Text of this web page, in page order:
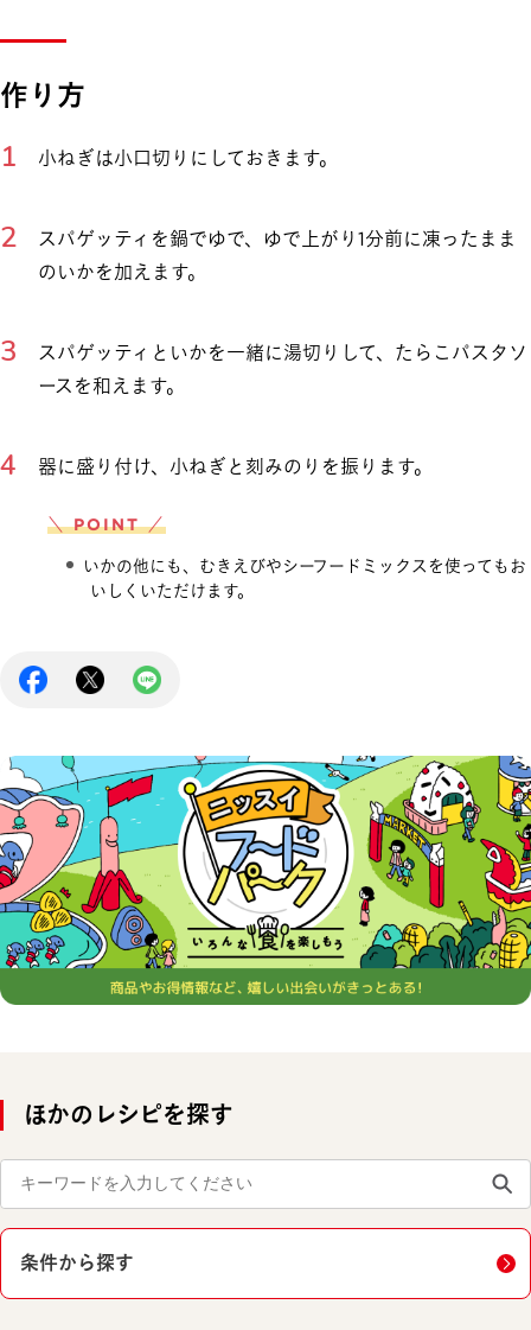
作り方
小ねぎは小口切りにしておきます。
スパゲッティを鍋でゆで、ゆで上がり1分前に凍ったまま
のいかを加えます。
スパゲッティといかを一緒に湯切りして、たらこパスタソ
ースを和えます。
器に盛り付け、小ねぎと刻みのりを振ります。
＼ POINT ／
いかの他にも、むきえびやシーフードミックスを使ってもお
いしくいただけます。
ほかのレシピを探す
条件から探す